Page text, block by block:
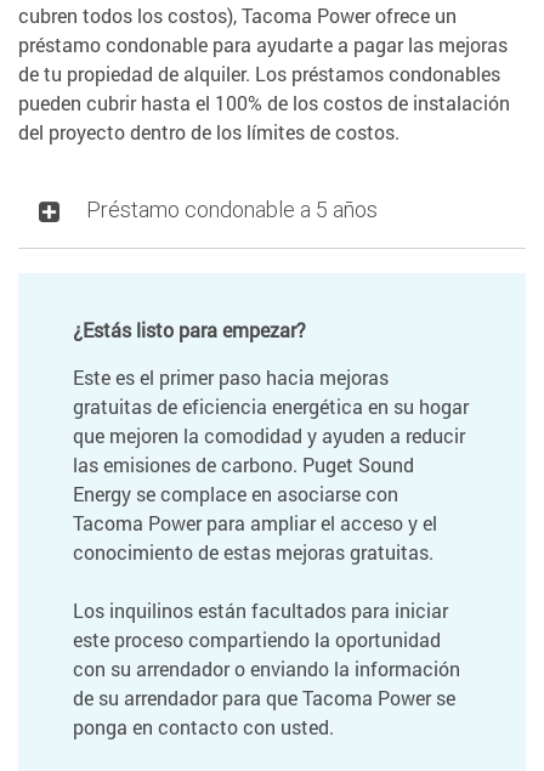
cubren todos los costos), Tacoma Power ofrece un
préstamo condonable para ayudarte a pagar las mejoras
de tu propiedad de alquiler. Los préstamos condonables
pueden cubrir hasta el 100% de los costos de instalación
del proyecto dentro de los límites de costos.
Préstamo condonable a 5 años
¿Estás listo para empezar?
Este es el primer paso hacia mejoras
gratuitas de eficiencia energética en su hogar
que mejoren la comodidad y ayuden a reducir
las emisiones de carbono. Puget Sound
Energy se complace en asociarse con
Tacoma Power para ampliar el acceso y el
conocimiento de estas mejoras gratuitas.
Los inquilinos están facultados para iniciar
este proceso compartiendo la oportunidad
con su arrendador o enviando la información
de su arrendador para que Tacoma Power se
ponga en contacto con usted.